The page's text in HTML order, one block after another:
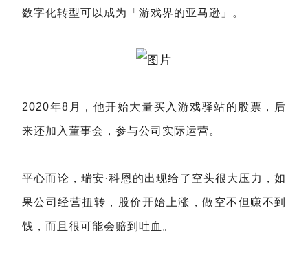
数字化转型可以成为「游戏界的亚马逊」。
2020年8月，他开始大量买入游戏驿站的股票，后
来还加入董事会，参与公司实际运营。
平心而论，瑞安·科恩的出现给了空头很大压力，如
果公司经营扭转，股价开始上涨，做空不但赚不到
钱，而且很可能会赔到吐血。